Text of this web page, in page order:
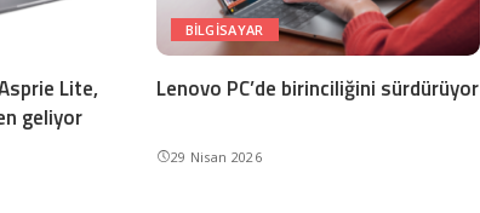
Lite,
geliyor
BILGISAYAR
Lenovo PC’de birinciliğini sürdürüyor
29 Nisan 2026